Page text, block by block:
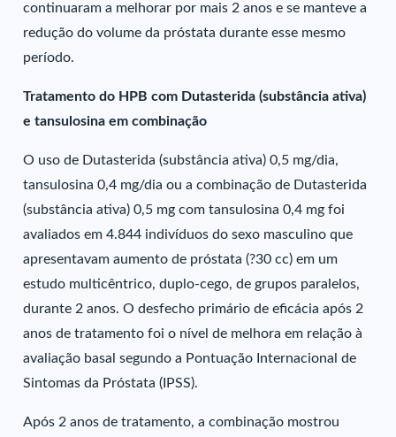
continuaram a melhorar por mais 2 anos e se manteve a
redução do volume da próstata durante esse mesmo
período.
Tratamento do HPB com Dutasterida (substância ativa)
e tansulosina em combinação
O uso de Dutasterida (substância ativa) 0,5 mg/dia,
tansulosina 0,4 mg/dia ou a combinação de Dutasterida
(substância ativa) 0,5 mg com tansulosina 0,4 mg foi
avaliados em 4.844 indivíduos do sexo masculino que
apresentavam aumento de próstata (?30 cc) em um
estudo multicêntrico, duplo-cego, de grupos paralelos,
durante 2 anos. O desfecho primário de eficácia após 2
anos de tratamento foi o nível de melhora em relação à
avaliação basal segundo a Pontuação Internacional de
Sintomas da Próstata (IPSS).
Após 2 anos de tratamento, a combinação mostrou